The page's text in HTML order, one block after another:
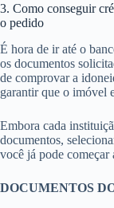
3. Como conseguir
o pedido
É hora de ir até o
os documentos
de comprovar a
garantir que o imóvel
Embora cada
documentos,
você já pode começar
DOCUMENTOS